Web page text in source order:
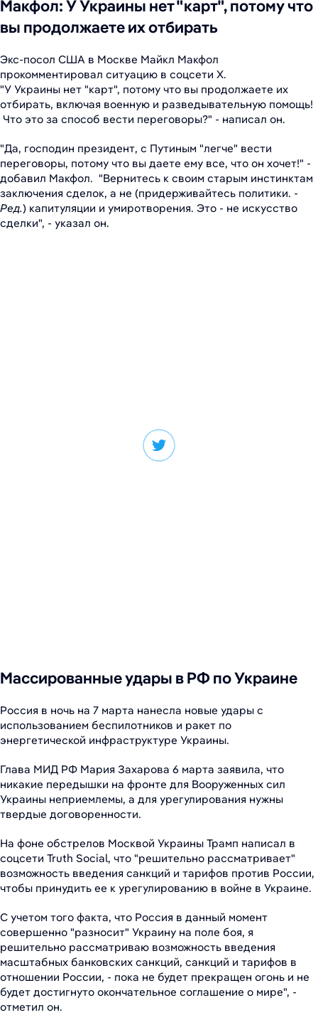
Макфол: У Украины нет "карт", потому что
вы продолжаете их отбирать
Экс-посол США в Москве Майкл Макфол
прокомментировал ситуацию в соцсети X.
"У Украины нет "карт", потому что вы продолжаете их
отбирать, включая военную и разведывательную помощь!
Что это за способ вести переговоры?" - написал он.
"Да, господин президент, с Путиным "легче" вести
переговоры, потому что вы даете ему все, что он хочет!" -
добавил Макфол. "Вернитесь к своим старым инстинктам
заключения сделок, а не (придерживайтесь политики. -
Ред.) капитуляции и умиротворения. Это - не искусство
сделки", - указал он.
Массированные удары в РФ по Украине
Россия в ночь на 7 марта нанесла новые удары с
использованием беспилотников и ракет по
энергетической инфраструктуре Украины.
Глава МИД РФ Мария Захарова 6 марта заявила, что
никакие передышки на фронте для Вооруженных сил
Украины неприемлемы, а для урегулирования нужны
твердые договоренности.
На фоне обстрелов Москвой Украины Трамп написал в
соцсети Truth Social, что "решительно рассматривает"
возможность введения санкций и тарифов против России,
чтобы принудить ее к урегулированию в войне в Украине.
С учетом того факта, что Россия в данный момент
совершенно "разносит" Украину на поле боя, я
решительно рассматриваю возможность введения
масштабных банковских санкций, санкций и тарифов в
отношении России, - пока не будет прекращен огонь и не
будет достигнуто окончательное соглашение о мире", -
отметил он.